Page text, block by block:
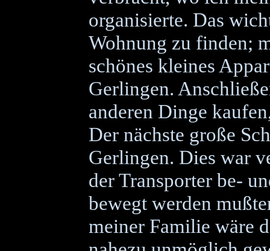
organisierte. Das
Wohnung zu finden;
schönes kleines
Gerlingen.
anderen Dinge
Der nächste große
Gerlingen. Dies war
der Transporter be-
bewegt werden
meiner Familie wäre